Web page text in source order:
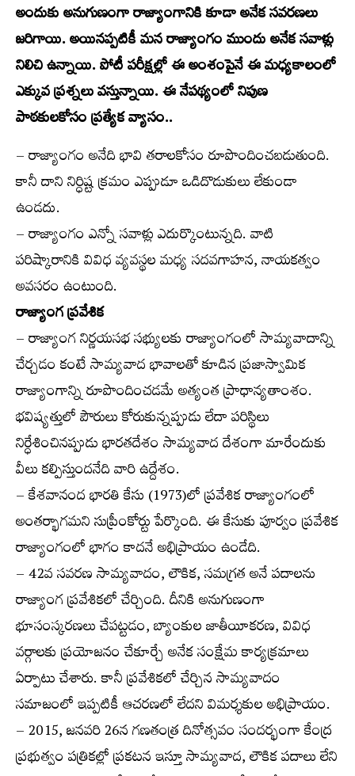
అందుకు అనుగుణంగా రాజ్యాంగానికి కూడా అనేక సవరణలు
జరిగాయి. అయినప్పటికీ మన రాజ్యాంగం ముందు అనేక సవాళ్లు
నిలిచి ఉన్నాయి. పోటీ పరీక్షల్లో ఈ అంశంపైనే ఈ మధ్యకాలంలో
ఎక్కువ ప్రశ్నలు వస్తున్నాయి. ఈ నేపథ్యంలో నిపుణ
పాఠకులకోసం ప్రత్యేక వ్యాసం..
– రాజ్యాంగం అనేది భావి తరాలకోసం రూపొందించబడుతుంది.
కానీ దాని నిర్ధిష్ట క్రమం ఎప్పుడూ ఒడిదొడుకులు లేకుండా
ఉండదు.
– రాజ్యాంగం ఎన్నో సవాళ్లు ఎదుర్కొంటున్నది. వాటి
పరిష్కారానికి వివిధ వ్యవస్థల మధ్య సదవగాహన, నాయకత్వం
అవసరం ఉంటుంది.
రాజ్యాంగ ప్రవేశిక
– రాజ్యాంగ నిర్ణయసభ సభ్యులకు రాజ్యాంగంలో సామ్యవాదాన్ని
చేర్చడం కంటే సామ్యవాద భావాలతో కూడిన ప్రజాస్వామిక
రాజ్యాంగాన్ని రూపొందించడమే అత్యంత ప్రాధాన్యతాంశం.
భవిష్యత్తులో పౌరులు కోరుకున్నప్పుడు లేదా పరిస్థిలు
నిర్ధేశించినప్పుడు భారతదేశం సామ్యవాద దేశంగా మారేందుకు
వీలు కల్పిస్తుందనేది వారి ఉద్దేశం.
– కేశవానంద భారతి కేసు (1973)లో ప్రవేశిక రాజ్యాంగంలో
అంతర్భాగమని సుప్రీంకోర్టు పేర్కొంది. ఈ కేసుకు పూర్వం ప్రవేశిక
రాజ్యాంగంలో భాగం కాదనే అభిప్రాయం ఉండేది.
– 42వ సవరణ సామ్యవాదం, లౌకిక, సమగ్రత అనే పదాలను
రాజ్యాంగ ప్రవేశికలో చేర్చింది. దీనికి అనుగుణంగా
భూసంస్కరణలు చేపట్టడం, బ్యాంకుల జాతీయీకరణ, వివిధ
వర్గాలకు ప్రయోజనం చేకూర్చే అనేక సంక్షేమ కార్యక్రమాలు
ఏర్పాటు చేశారు. కానీ ప్రవేశికలో చేర్చిన సామ్యవాదం
సమాజంలో ఇప్పటికీ ఆచరణలో లేదని విమర్శకుల అభిప్రాయం.
– 2015, జనవరి 26న గణతంత్ర దినోత్సవం సందర్భంగా కేంద్ర
ప్రభుత్వం పత్రికల్లో ప్రకటన ఇస్తూ సామ్యవాద, లౌకిక పదాలు లేని